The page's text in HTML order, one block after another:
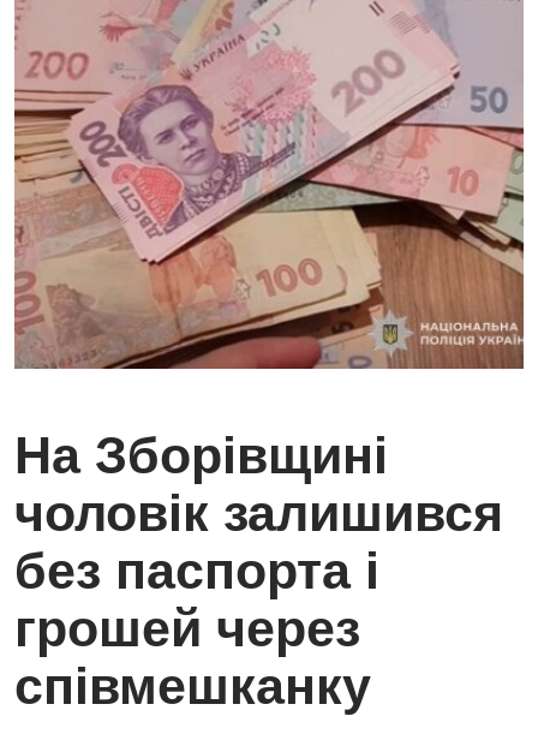
На Зборівщині
чоловік залишився
без паспорта і
грошей через
співмешканку